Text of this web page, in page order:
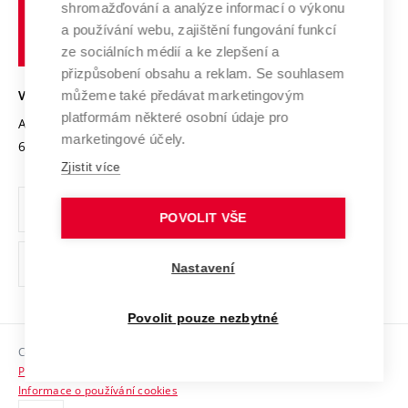
Transfer znalostí
Open Science
Projekty
Projekty ze strukturálních fondů
Specifický výzkum
Služby univerzity
Mezinárodní dohody
Univerzitní sítě
Udržitelná univerzita
Podnikavá univerzita / ContriBUTe
Bezpečná univerzita
Vyznamenání
Organizační struktura
Ochrana osobních údajů
odkaz)
Sociální bezpečí
HR Award
učení
technické
VYSOKÉ UČENÍ TECHNICKÉ V BRNĚ
Antonínská 548/1
602 00 Brno
www.vut.cz
vut@vutbr.cz
Copyright © 2026 VUT
Prohlášení o přístupnosti
Informace o používání cookies
shromažďování a analýze informací o výkonu
a používání webu, zajištění fungování funkcí
ze sociálních médií a ke zlepšení a
přizpůsobení obsahu a reklam. Se souhlasem
můžeme také předávat marketingovým
platformám některé osobní údaje pro
marketingové účely.
Zjistit více
POVOLIT VŠE
Nastavení
Povolit pouze nezbytné